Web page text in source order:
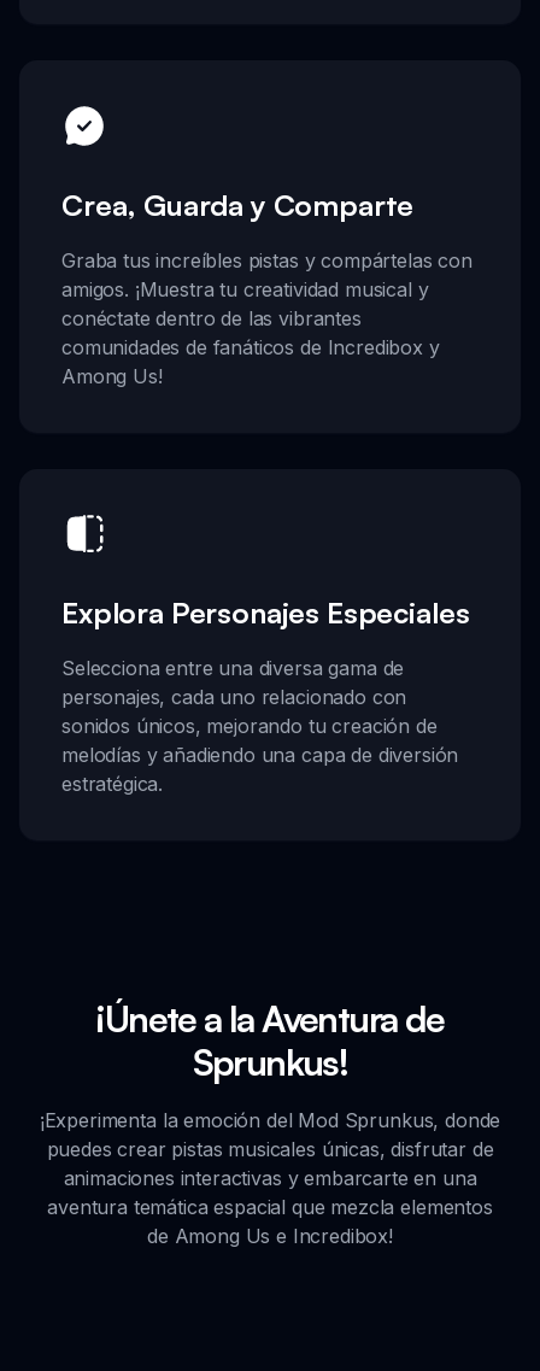
Crea, Guarda y Comparte
Graba tus increíbles pistas y compártelas con
amigos. ¡Muestra tu creatividad musical y
conéctate dentro de las vibrantes
comunidades de fanáticos de Incredibox y
Among Us!
Explora Personajes Especiales
Selecciona entre una diversa gama de
personajes, cada uno relacionado con
sonidos únicos, mejorando tu creación de
melodías y añadiendo una capa de diversión
estratégica.
¡Únete a la Aventura de
Sprunkus!
¡Experimenta la emoción del Mod Sprunkus, donde
puedes crear pistas musicales únicas, disfrutar de
animaciones interactivas y embarcarte en una
aventura temática espacial que mezcla elementos
de Among Us e Incredibox!